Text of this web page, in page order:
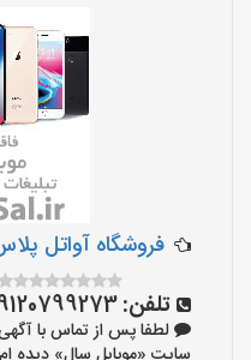
فروشگاه آواتل
تلفن:
لطفا پس از تماس با